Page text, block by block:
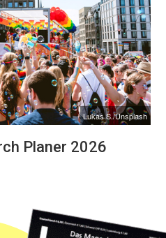
Lukas S./Unsplash
Planer 2026